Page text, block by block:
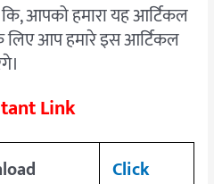
आपको हमारा यह आर्टिकल
आप हमारे इस आर्टिकल
Link
Click